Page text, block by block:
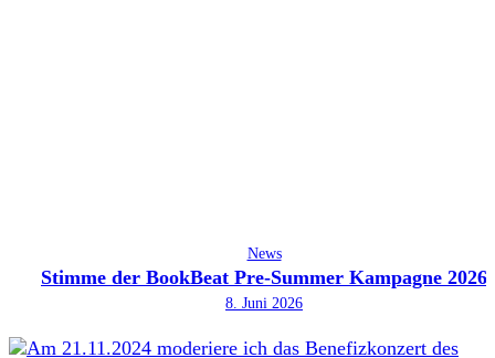
News
Stimme der BookBeat Pre-Summer Kampagne 2026
8. Juni 2026